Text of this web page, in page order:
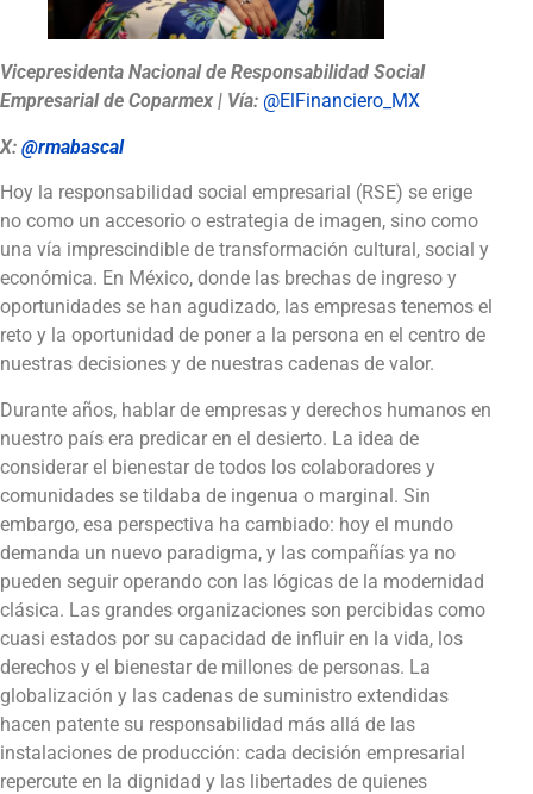
Vicepresidenta Nacional de Responsabilidad Social
Empresarial de Coparmex | Vía: @ElFinanciero_MX
X: @rmabascal
Hoy la responsabilidad social empresarial (RSE) se erige
no como un accesorio o estrategia de imagen, sino como
una vía imprescindible de transformación cultural, social y
económica. En México, donde las brechas de ingreso y
oportunidades se han agudizado, las empresas tenemos el
reto y la oportunidad de poner a la persona en el centro de
nuestras decisiones y de nuestras cadenas de valor.
Durante años, hablar de empresas y derechos humanos en
nuestro país era predicar en el desierto. La idea de
considerar el bienestar de todos los colaboradores y
comunidades se tildaba de ingenua o marginal. Sin
embargo, esa perspectiva ha cambiado: hoy el mundo
demanda un nuevo paradigma, y las compañías ya no
pueden seguir operando con las lógicas de la modernidad
clásica. Las grandes organizaciones son percibidas como
cuasi estados por su capacidad de influir en la vida, los
derechos y el bienestar de millones de personas. La
globalización y las cadenas de suministro extendidas
hacen patente su responsabilidad más allá de las
instalaciones de producción: cada decisión empresarial
repercute en la dignidad y las libertades de quienes